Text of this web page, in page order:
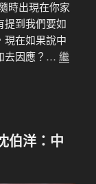
時出現在你家
提到我們要如
現在如果說中
去因應？… 繼
伯洋：中